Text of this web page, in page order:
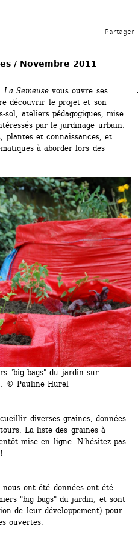
Partager
/ Novembre 2011
La Semeusevous ouvre ses
découvrir le projet et son
ateliers pédagogiques, mise
par le jardinage urbain.
plantes et connaissances, et
à aborder lors des
"big bags" du jardin sur
© Pauline Hurel
diverses graines, données
La liste des graines à
mise en ligne. N'hésitez pas
ont été données ont été
"big bags" du jardin, et sont
de leur développement) pour
ouvertes.